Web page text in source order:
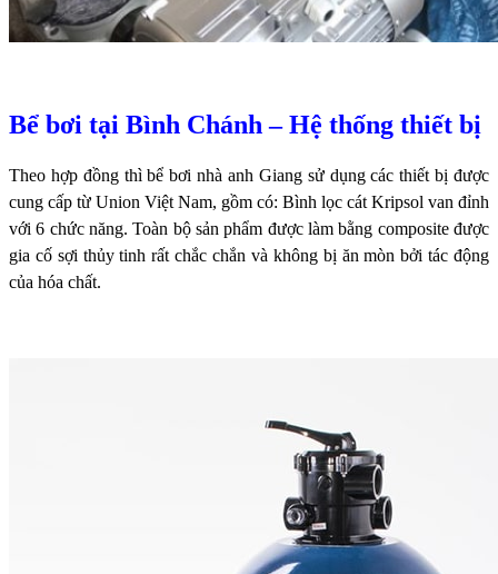
Bể bơi tại Bình Chánh – Hệ thống thiết bị
Theo hợp đồng thì bể bơi nhà anh Giang sử dụng các thiết bị được
cung cấp từ Union Việt Nam, gồm có: Bình lọc cát Kripsol van đỉnh
với 6 chức năng. Toàn bộ sản phẩm được làm bằng composite được
gia cố sợi thủy tinh rất chắc chắn và không bị ăn mòn bởi tác động
của hóa chất.